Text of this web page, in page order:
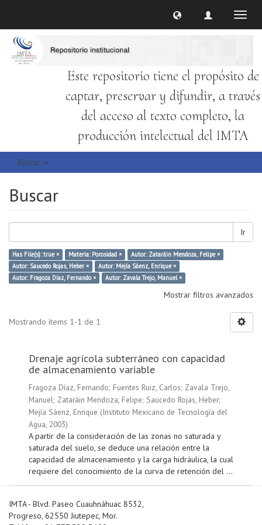
Este repositorio tiene el propósito de
captar, preservar y difundir, a través
del acceso al texto completo, la
producción intelectual del IMTA
Buscar
Buscar
Ir
Has File(s): true × Materia: Porosidad ×
Autor: Zataráin Mendoza, Felipe ×
Autor: Saucedo Rojas, Heber ×
Autor: Mejía Sáenz, Enrique ×
Autor: Fragoza Díaz, Fernando ×
Autor: Zavala Trejo, Manuel ×
Mostrar filtros avanzados
Mostrando ítems 1-1 de 1
Drenaje agrícola subterráneo con capacidad
de almacenamiento variable
Fragoza Díaz, Fernando; Fuentes Ruiz, Carlos; Zavala Trejo,
Manuel; Zataráin Mendoza, Felipe; Saucedo Rojas, Heber;
Mejía Sáenz, Enrique (Instituto Mexicano de Tecnología del
Agua, 2003)
A partir de la consideración de las zonas no saturada y
saturada del suelo, se deduce una relación entre la
capacidad de almacenamiento y la carga hidráulica, la cual
requiere del conocimiento de la curva de retención del ...
IMTA - Blvd. Paseo Cuauhnáhuac 8532,
Progreso, 62550 Jiutepec, Mor.